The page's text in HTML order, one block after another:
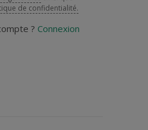
de confidentialité.
? Connexion